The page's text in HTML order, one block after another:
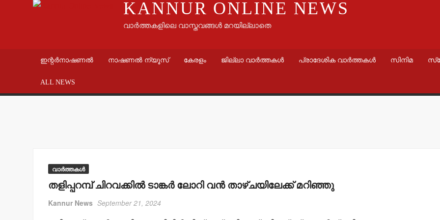
KANNUR ONLINE NEWS
വാർത്തകളിലെ വാസ്തവങ്ങൾ മറയില്ലാതെ
ഇന്റർനാഷണൽ നാഷണൽ ന്യൂസ് കേരളം ജില്ലാ വാർത്തകൾ പ്രാദേശിക വാർത്തകൾ സിനിമ
ALL NEWS
വാർത്തകൾ
തളിപ്പറമ്പ് ചിറവക്കില്‍ ടാങ്കര്‍ ലോറി വന്‍ താഴ്ചയിലേക്ക് മറിഞ്ഞു
Kannur News September 21, 2024
മാവേലി സൂപ്പര്‍ സ്റ്റോര്‍
ഉദ്ഘാടനം ചെയ്യും.